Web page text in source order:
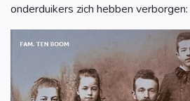
onderduikers zich hebben